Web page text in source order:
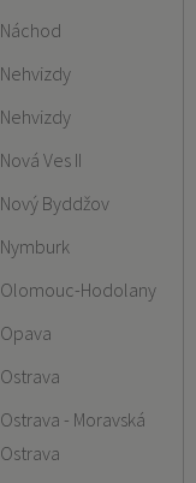
Náchod
Nehvizdy
Nehvizdy
Nová Ves II
Nový Byddžov
Nymburk
Olomouc-Hodolany
Opava
Ostrava
Ostrava - Moravská
Ostrava